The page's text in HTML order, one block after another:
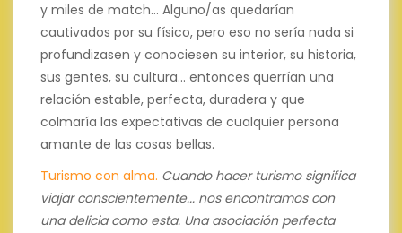
y miles de match... Alguno/as quedarían
cautivados por su físico, pero eso no sería nada si
profundizasen y conociesen su interior, su historia,
sus gentes, su cultura... entonces querrían una
relación estable, perfecta, duradera y que
colmaría las expectativas de cualquier persona
amante de las cosas bellas.
Turismo con alma. Cuando hacer turismo significa
viajar conscientemente... nos encontramos con
una delicia como esta. Una asociación perfecta